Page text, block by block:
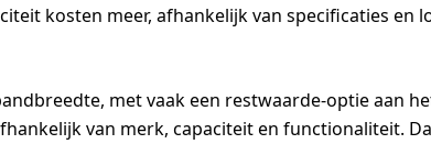
kosten meer, afhankelijk van specificaties
met vaak een restwaarde-optie aan
van merk, capaciteit en functionaliteit.